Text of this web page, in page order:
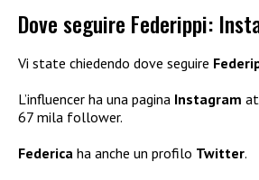
Dove seguire Federippi:
Vi state chiedendo dove seguire
L’influencer ha una pagina Instagram
67 mila follower.
Federica ha anche un profilo Twitter.